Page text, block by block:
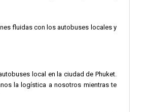
fluidas con los autobuses locales y
local en la ciudad de Phuket.
la logística a nosotros mientras te